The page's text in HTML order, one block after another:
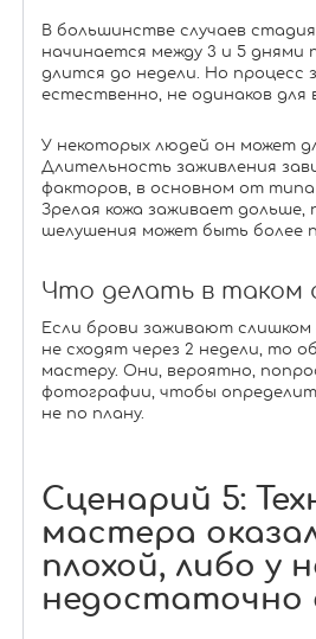
В большинстве случаев
начинается между 3 и 5 днями
длится до недели. Но процесс
естественно, не одинаков для
У некоторых людей он может
Длительность заживления
факторов, в основном от типа
Зрелая кожа заживает дольше,
шелушения может быть более
Что делать в таком
Если брови заживают слишком
не сходят через 2 недели, то
мастеру. Они, вероятно,
фотографии, чтобы
не по плану.
Сценарий 5:
мастера
плохой, либо у
недостаточно